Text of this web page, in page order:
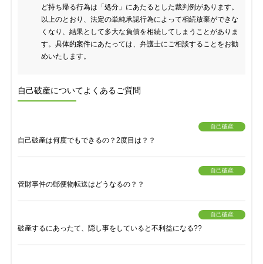
ど持ち帰る行為は「処分」にあたるとした裁判例があります。
以上のとおり、法定の単純承認行為によって相続放棄ができな
くなり、結果として多大な負債を相続してしまうことがありま
す。具体的案件にあたっては、弁護士にご相談することをお勧
めいたします。
自己破産についてよくあるご質問
自己破産
自己破産は何度でもできるの？2度目は？？
自己破産
管財事件の郵便物転送はどうなるの？？
自己破産
破産するにあったて、隠し事をしていると不利益になる??